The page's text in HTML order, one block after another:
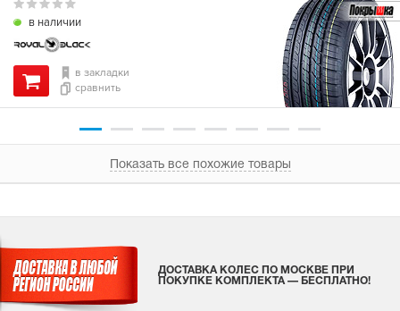
в наличии
в закладки
сравнить
Показать все похожие товары
ДОСТАВКА КОЛЕС ПО МОСКВЕ ПРИ
ПОКУПКЕ КОМПЛЕКТА — БЕСПЛАТНО!